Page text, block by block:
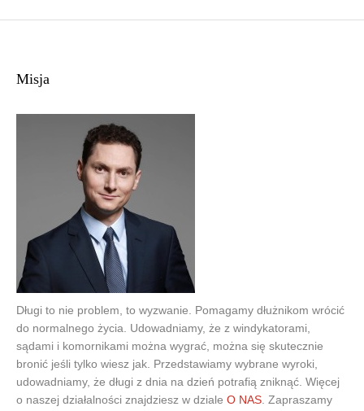
Misja
Długi to nie problem, to wyzwanie. Pomagamy dłużnikom wrócić
do normalnego życia. Udowadniamy, że z windykatorami,
sądami i komornikami można wygrać, można się skutecznie
bronić jeśli tylko wiesz jak. Przedstawiamy wybrane wyroki,
udowadniamy, że długi z dnia na dzień potrafią zniknąć. Więcej
o naszej działalności znajdziesz w dziale O NAS . Zapraszamy